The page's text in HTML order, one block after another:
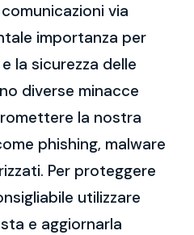
via
importanza per
la sicurezza delle
diverse minacce
la nostra
phishing, malware
Per proteggere
utilizzare
e aggiornarla